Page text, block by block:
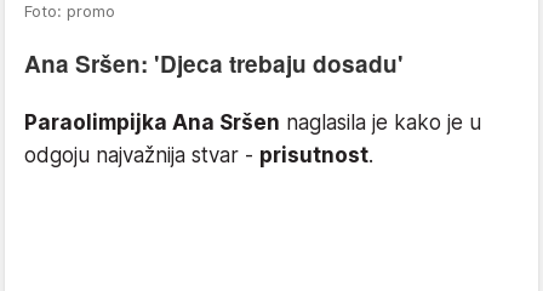
Foto: promo
Ana Sršen: 'Djeca trebaju dosadu'
Paraolimpijka Ana Sršen naglasila je kako je u
odgoju najvažnija stvar - prisutnost.